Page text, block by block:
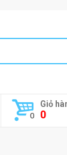
Giỏ
0